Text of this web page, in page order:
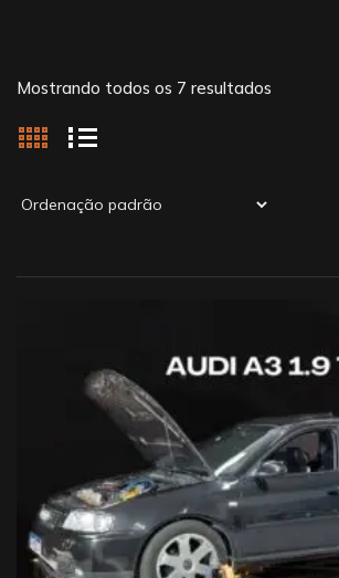
Mostrando todos os 7 resultados